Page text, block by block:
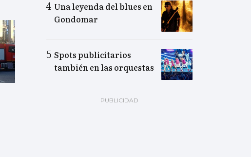
Una leyenda del blues en
Gondomar
Spots publicitarios
también en las orquestas